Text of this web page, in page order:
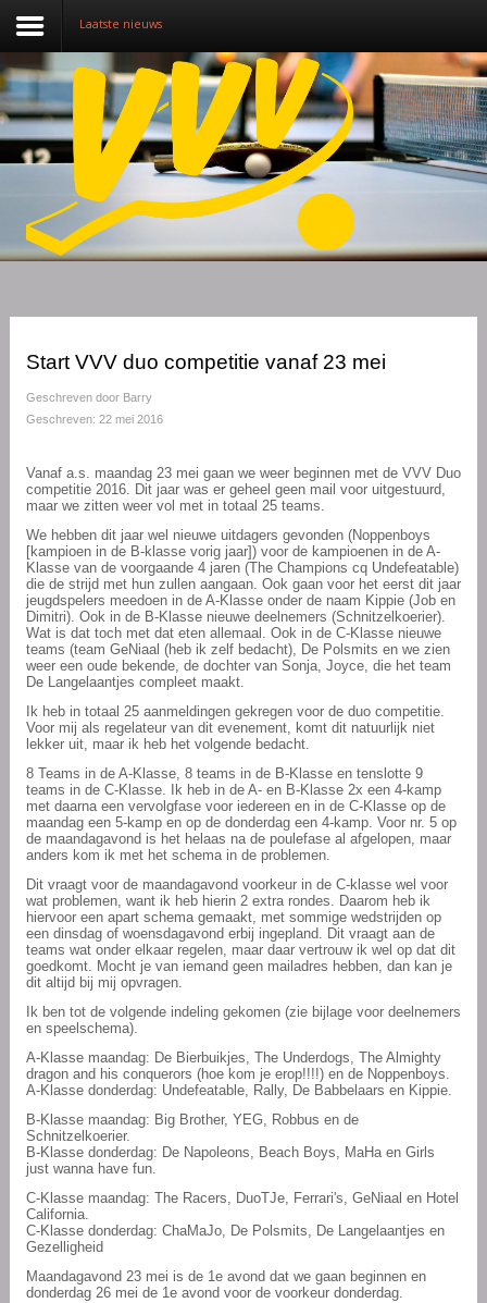
Nieuws
Over VVV
Lidmaatschap
Competitie
Sponsoring
English
Laatste nieuws
Start VVV duo competitie vanaf 23 mei
Geschreven door Barry
Geschreven: 22 mei 2016
Vanaf a.s. maandag 23 mei gaan we weer beginnen met de VVV Duo
competitie 2016.
Dit jaar was er geheel geen mail voor uitgestuurd,
maar we zitten weer vol met in totaal 25 teams.
We hebben dit jaar wel nieuwe uitdagers gevonden (Noppenboys
[kampioen in de B-klasse vorig jaar]) voor de kampioenen in de A-
Klasse van de voorgaande 4 jaren (The Champions cq Undefeatable)
die de strijd met hun zullen aangaan. Ook gaan voor het eerst dit jaar
jeugdspelers meedoen in de A-Klasse onder de naam Kippie (Job en
Dimitri). Ook in de B-Klasse nieuwe deelnemers (Schnitzelkoerier).
Wat is dat toch met dat eten allemaal. Ook in de C-Klasse nieuwe
teams (team GeNiaal (heb ik zelf bedacht), De Polsmits en we zien
weer een oude bekende, de dochter van Sonja, Joyce, die het team
De Langelaantjes compleet maakt.
Ik heb in totaal 25 aanmeldingen gekregen voor de duo competitie.
Voor mij als regelateur van dit evenement, komt dit natuurlijk niet
lekker uit, maar ik heb het volgende bedacht.
8 Teams in de A-Klasse, 8 teams in de B-Klasse en tenslotte 9
teams in de C-Klasse. Ik heb in de A- en B-Klasse 2x een 4-kamp
met daarna een vervolgfase voor iedereen en in de C-Klasse op de
maandag een 5-kamp en op de donderdag een 4-kamp. Voor nr. 5 op
de maandagavond is het helaas na de poulefase al afgelopen, maar
anders kom ik met het schema in de problemen.
Dit vraagt voor de maandagavond voorkeur in de C-klasse wel voor
wat problemen, want ik heb hierin 2 extra rondes. Daarom heb ik
hiervoor een apart schema gemaakt, met sommige wedstrijden op
een dinsdag of woensdagavond erbij ingepland. Dit vraagt aan de
teams wat onder elkaar regelen, maar daar vertrouw ik wel op dat dit
goedkomt. Mocht je van iemand geen mailadres hebben, dan kan je
dit altijd bij mij opvragen.
Ik ben tot de volgende indeling gekomen (zie bijlage voor deelnemers
en speelschema).
A-Klasse maandag: De Bierbuikjes, The Underdogs, The Almighty
dragon and his conquerors (hoe kom je erop!!!!) en de Noppenboys.
A-Klasse donderdag: Undefeatable, Rally, De Babbelaars en Kippie.
B-Klasse maandag: Big Brother, YEG, Robbus en de
Schnitzelkoerier.
B-Klasse donderdag: De Napoleons, Beach Boys, MaHa en Girls
just wanna have fun.
C-Klasse maandag: The Racers, DuoTJe, Ferrari's, GeNiaal en Hotel
California.
C-Klasse donderdag: ChaMaJo, De Polsmits, De Langelaantjes en
Gezelligheid
Maandagavond 23 mei is de 1e avond dat we gaan beginnen en
donderdag 26 mei de 1e avond voor de voorkeur donderdag.